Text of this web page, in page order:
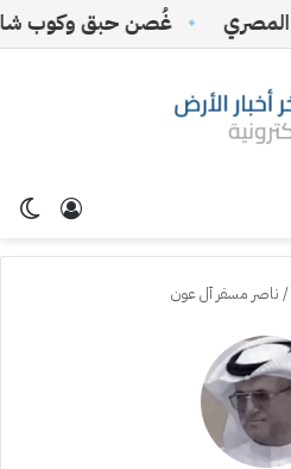
غُصن حبق وكوب شاي
تسجيل
/ ناصر مسفر آل عون